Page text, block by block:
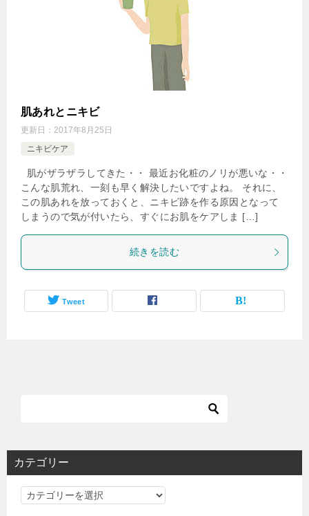
肌あれとニキビ
更新日： 2017年8月25日
ニキビケア
肌がザラザラしてきた・・ 最近お化粧のノリが悪いな・・
こんな肌荒れ、一刻も早く解決したいですよね。 それに、
この肌あれを放っておくと、ニキビ跡を作る原因となって
しまうので気が付いたら、すぐにお肌をケアしま […]
続きを読む
Tweet
カテゴリー
カ